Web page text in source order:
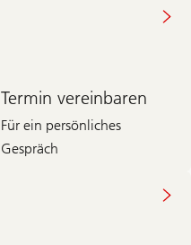
Termin vereinbaren
Für ein persönliches
Gespräch